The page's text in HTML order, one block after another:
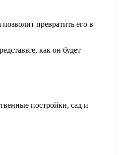
превратить его в
как он будет
постройки, сад и